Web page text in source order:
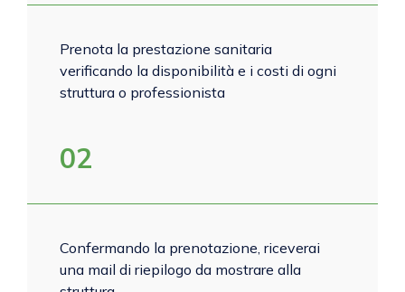
Prenota la prestazione sanitaria
verificando la disponibilità e i costi di ogni
struttura o professionista
02
Confermando la prenotazione, riceverai
una mail di riepilogo da mostrare alla